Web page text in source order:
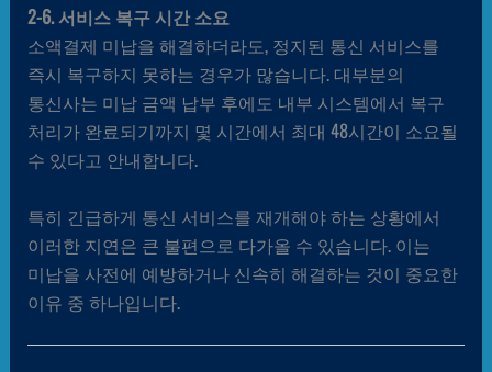
2-6. 서비스 복구 시간 소요
소액결제 미납을 해결하더라도, 정지된 통신 서비스를
즉시 복구하지 못하는 경우가 많습니다. 대부분의
통신사는 미납 금액 납부 후에도 내부 시스템에서 복구
처리가 완료되기까지 몇 시간에서 최대 48시간이 소요될
수 있다고 안내합니다.
특히 긴급하게 통신 서비스를 재개해야 하는 상황에서
이러한 지연은 큰 불편으로 다가올 수 있습니다. 이는
미납을 사전에 예방하거나 신속히 해결하는 것이 중요한
이유 중 하나입니다.